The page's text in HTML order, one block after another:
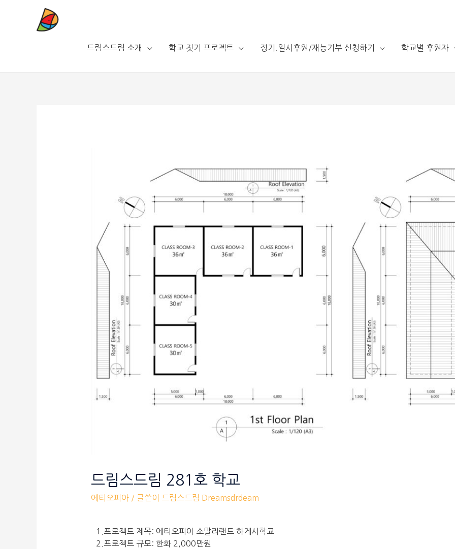
드림스드림 소개 학교 짓기 프로젝트 정기.일시후원/재능기부 신청하기 학교별 후원자
드림스드림 281호 학교
에티오피아/ 글쓴이 드림스드림 Dreamsdrdeam
1.프로젝트 제목: 에티오피아 소말리랜드 하게사학교
2.프로젝트 규모: 한화 2,000만원